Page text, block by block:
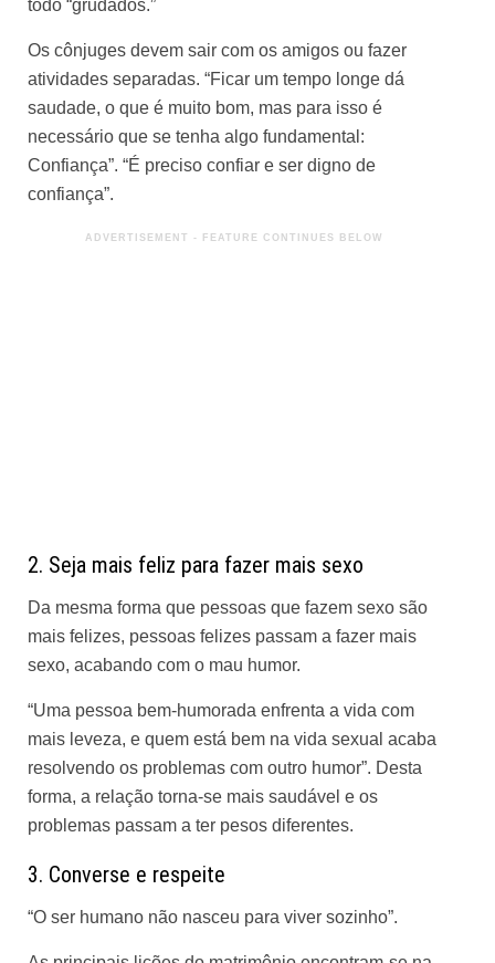
todo “grudados.”
Os cônjuges devem sair com os amigos ou fazer
atividades separadas. “Ficar um tempo longe dá
saudade, o que é muito bom, mas para isso é
necessário que se tenha algo fundamental:
Confiança”. “É preciso confiar e ser digno de
confiança”.
2. Seja mais feliz para fazer mais sexo
Da mesma forma que pessoas que fazem sexo são
mais felizes, pessoas felizes passam a fazer mais
sexo, acabando com o mau humor.
“Uma pessoa bem-humorada enfrenta a vida com
mais leveza, e quem está bem na vida sexual acaba
resolvendo os problemas com outro humor”. Desta
forma, a relação torna-se mais saudável e os
problemas passam a ter pesos diferentes.
3. Converse e respeite
“O ser humano não nasceu para viver sozinho”.